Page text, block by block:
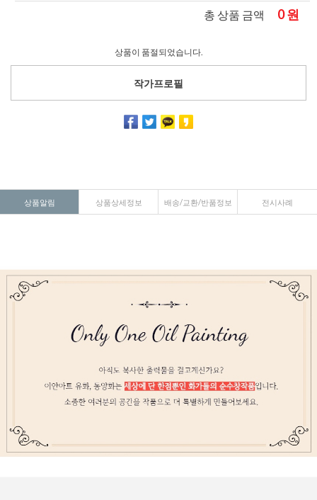
총 상품 금액 0원
상품이 품절되었습니다.
작가프로필
상품알림 상품상세정보 배송/교환/반품정보 전시사례